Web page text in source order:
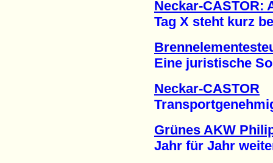
Neckar-CASTOR:
Tag X steht kurz
Eine juristische
Neckar-CASTOR
Grünes AKW
Jahr für Jahr